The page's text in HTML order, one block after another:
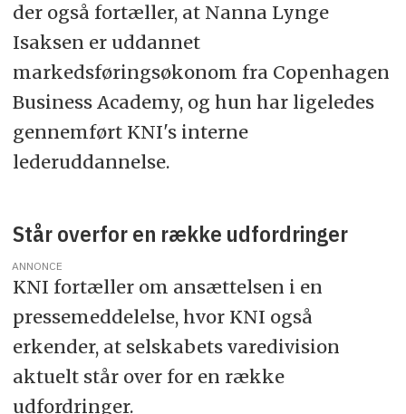
der også fortæller, at Nanna Lynge
Isaksen er uddannet
markedsføringsøkonom fra Copenhagen
Business Academy, og hun har ligeledes
gennemført KNI's interne
lederuddannelse.
Står overfor en række udfordringer
ANNONCE
KNI fortæller om ansættelsen i en
pressemeddelelse, hvor KNI også
erkender, at selskabets varedivision
aktuelt står over for en række
udfordringer.